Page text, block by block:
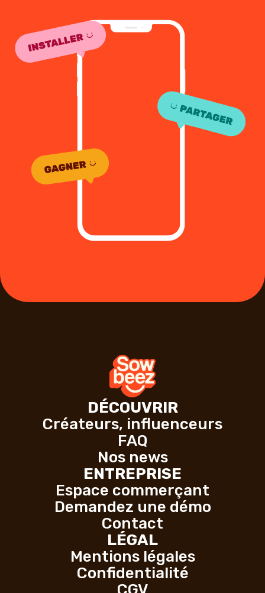
DÉCOUVRIR
Créateurs, influenceurs
FAQ
Nos news
ENTREPRISE
Espace commerçant
Demandez une démo
Contact
LÉGAL
Mentions légales
Confidentialité